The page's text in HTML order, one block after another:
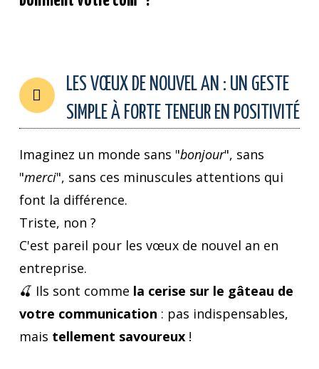
LES VŒUX DE NOUVEL AN : UN GESTE
SIMPLE À FORTE TENEUR EN POSITIVITÉ
Imaginez un monde sans "bonjour", sans
"merci", sans ces minuscules attentions qui
font la différence.
Triste, non ?
C'est pareil pour les vœux de nouvel an en
entreprise.
🍒 Ils sont comme la cerise sur le gâteau de
votre communication : pas indispensables,
mais tellement savoureux!